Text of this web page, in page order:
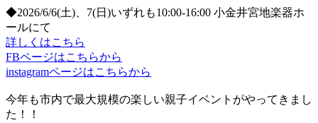
◆2026/6/6(土)、7(日)いずれも10:00-16:00 小金井宮地楽器ホ
ールにて
詳しくはこちら
FBページはこちらから
instagramページはこちらから
今年も市内で最大規模の楽しい親子イベントがやってきまし
た！！